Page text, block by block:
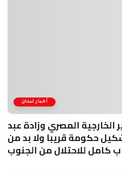
أخبار لبنان
المصري وزادة عبد
حكومة قريبا ولا بد من
كامل للاحتلال من الجنوب